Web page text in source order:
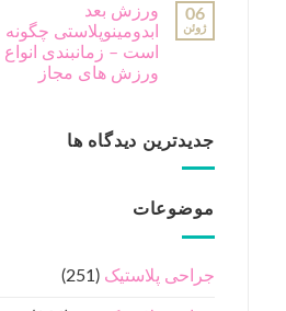
06
ژوئن
ورزش بعد
ابدومینوپلاستی چگونه
است – زمانبندی انواع
ورزش های مجاز
جدیدترین دیدگاه ها
موضوعات
جراحی پلاستیک (251)